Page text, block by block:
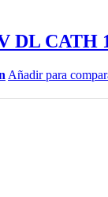
DL CATH
Añadir para